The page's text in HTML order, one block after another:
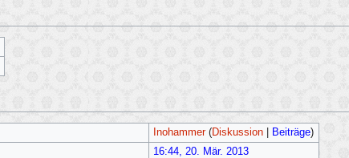
Inohammer (Diskussion Beiträge)
16:44, 20. Mär. 2013